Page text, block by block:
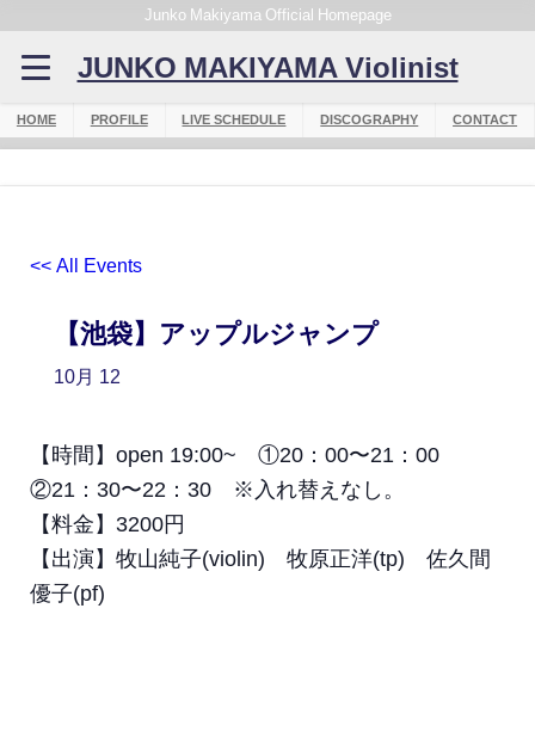
Junko Makiyama Official Homepage
JUNKO MAKIYAMA Violinist
HOME PROFILE LIVE SCHEDULE DISCOGRAPHY CONTACT
<< All Events
【池袋】アップルジャンプ
10月 12
【時間】open 19:00~ ①20：00〜21：00
②21：30〜22：30 ※入れ替えなし。
【料金】3200円
【出演】牧山純子(violin) 牧原正洋(tp) 佐久間
優子(pf)